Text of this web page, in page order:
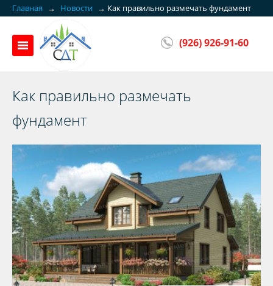
Главная → Новости → Как правильно размечать фундамент
(926) 926-91-60
Как правильно размечать
фундамент